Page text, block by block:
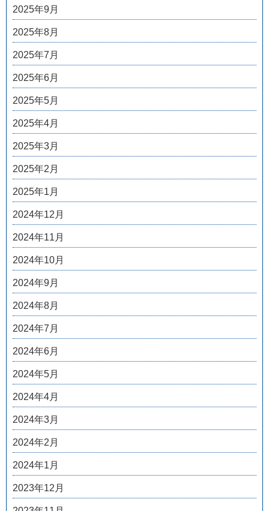
2025年9月
2025年8月
2025年7月
2025年6月
2025年5月
2025年4月
2025年3月
2025年2月
2025年1月
2024年12月
2024年11月
2024年10月
2024年9月
2024年8月
2024年7月
2024年6月
2024年5月
2024年4月
2024年3月
2024年2月
2024年1月
2023年12月